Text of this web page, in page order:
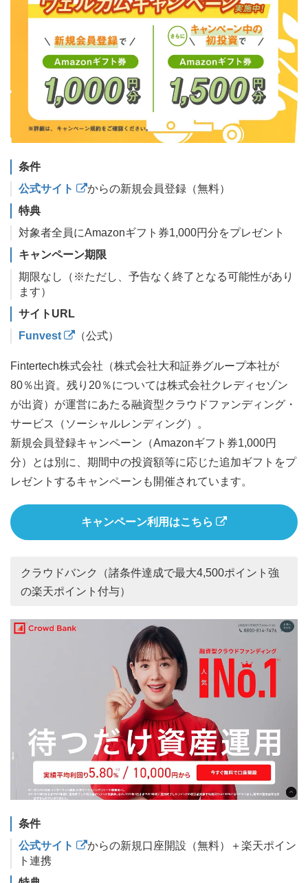
条件
公式サイト
からの新規会員登録（無料）
特典
対象者全員にAmazonギフト券1,000円分をプレゼント
キャンペーン期限
期限なし（※ただし、予告なく終了となる可能性があり
ます）
サイトURL
Funvest
（公式）
Fintertech株式会社（株式会社大和証券グループ本社が
80％出資。残り20％については株式会社クレディセゾン
が出資）が運営にあたる融資型クラウドファンディング・
サービス（ソーシャルレンディング）。
新規会員登録キャンペーン（Amazonギフト券1,000円
分）とは別に、期間中の投資額等に応じた追加ギフトをプ
レゼントするキャンペーンも開催されています。
キャンペーン利用はこちら
クラウドバンク（諸条件達成で最大4,500ポイント強
の楽天ポイント付与）
条件
公式サイト
からの新規口座開設（無料）＋楽天ポイン
ト連携